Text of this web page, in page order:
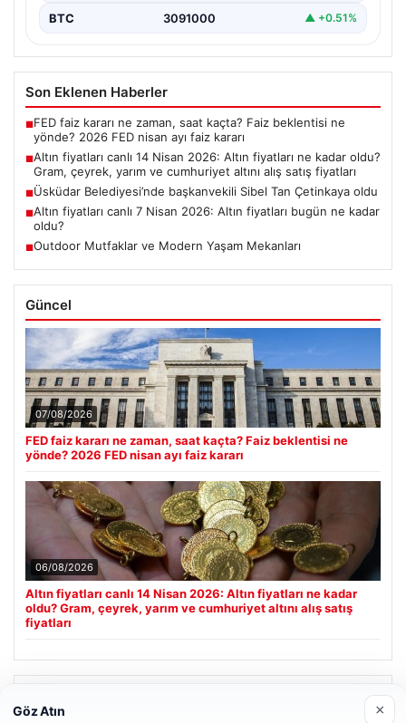
BTC 3091000 ▲ +0.51%
Son Eklenen Haberler
■FED faiz kararı ne zaman, saat kaçta? Faiz beklentisi ne
yönde? 2026 FED nisan ayı faiz kararı
■Altın fiyatları canlı 14 Nisan 2026: Altın fiyatları ne kadar oldu?
Gram, çeyrek, yarım ve cumhuriyet altını alış satış fiyatları
■Üsküdar Belediyesi’nde başkanvekili Sibel Tan Çetinkaya oldu
■Altın fiyatları canlı 7 Nisan 2026: Altın fiyatları bugün ne kadar
oldu?
■Outdoor Mutfaklar ve Modern Yaşam Mekanları
Güncel
07/08/2026
FED faiz kararı ne zaman, saat kaçta? Faiz beklentisi ne
yönde? 2026 FED nisan ayı faiz kararı
06/08/2026
Altın fiyatları canlı 14 Nisan 2026: Altın fiyatları ne kadar
oldu? Gram, çeyrek, yarım ve cumhuriyet altını alış satış
fiyatları
Göz Atın ×